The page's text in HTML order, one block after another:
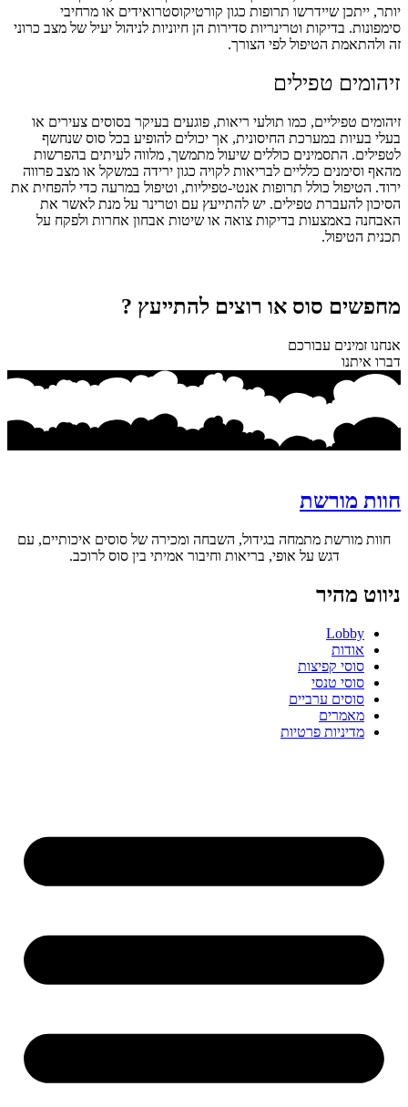
יותר, ייתכן שיידרשו תרופות כגון קורטיקוסטרואידים או מרחיבי
סימפונות. בדיקות וטרינריות סדירות הן חיוניות לניהול יעיל של מצב כרוני
זה ולהתאמת הטיפול לפי הצורך.
זיהומים טפילים
זיהומים טפיליים, כמו תולעי ריאות, פוגעים בעיקר בסוסים צעירים או
בעלי בעיות במערכת החיסונית, אך יכולים להופיע בכל סוס שנחשף
לטפילים. התסמינים כוללים שיעול מתמשך, מלווה לעיתים בהפרשות
מהאף וסימנים כלליים לבריאות לקויה כגון ירידה במשקל או מצב פרווה
ירוד. הטיפול כולל תרופות אנטי-טפיליות, וטיפול במרעה כדי להפחית את
הסיכון להעברת טפילים. יש להתייעץ עם וטרינר על מנת לאשר את
האבחנה באמצעות בדיקות צואה או שיטות אבחון אחרות ולפקח על
תכנית הטיפול.
מחפשים סוס או רוצים להתייעץ ?
אנחנו זמינים עבורכם
דברו איתנו
חוות מורשת
חוות מורשת מתמחה בגידול, השבחה ומכירה של סוסים איכותיים, עם
דגש על אופי, בריאות וחיבור אמיתי בין סוס לרוכב.
ניווט מהיר
Lobby
אודות
סוסי קפיצות
סוסי טנסי
סוסים ערביים
מאמרים
מדיניות פרטיות